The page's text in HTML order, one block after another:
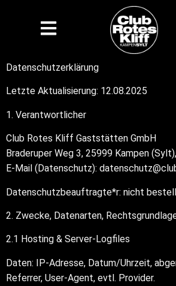
Datenschutzerklärung
Letzte Aktualisierung: 12.08.2025
1. Verantwortlicher
Club Rotes Kliff Gaststätten GmbH
Braderuper Weg 3, 25999 Kampen
E-Mail (Datenschutz):
Datenschutzbeauftragte*r: nicht
2. Zwecke, Datenarten,
2.1 Hosting & Server-Logfiles
Daten: IP-Adresse, Datum/Uhrzeit,
Referrer, User-Agent, evtl. Provider.